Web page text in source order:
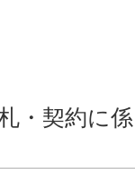
・契約に